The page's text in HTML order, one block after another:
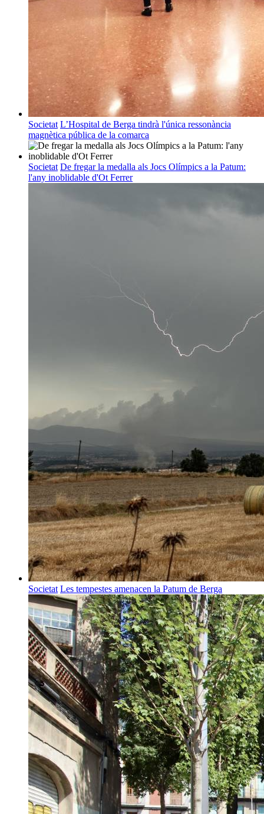
Societat L’Hospital de Berga tindrà l'única ressonància
magnètica pública de la comarca
Societat De fregar la medalla als Jocs Olímpics a la Patum:
l'any inoblidable d'Ot Ferrer
Societat Les tempestes amenacen la Patum de Berga